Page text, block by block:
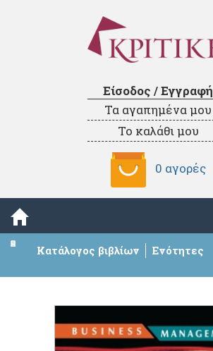
Είσοδος / Εγγραφή
Τα αγαπημένα μου
Το καλάθι μου
0 αγορές
Κατάλογος βιβλίων Ενότητες